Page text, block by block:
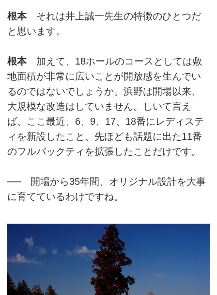
1984年、以来35年間、大きな改
造をすることなく、上質なターフ
シップコースです。
根本それは井上誠一先生の特徴のひとつだ
と思います。
根本加えて、18ホールのコースとしては敷
地面積が非常に広いことが開放感を生んでい
るのではないでしょうか。浜野は開場以来、
大規模な改造はしていません。しいて言え
ば、ここ最近、6、9、17、18番にレディステ
ィを新設したこと、先ほども話題に出た11番
のフルバックティを拡張したことだけです。
── 開場から35年間、オリジナル設計を大事
に育てているわけですね。